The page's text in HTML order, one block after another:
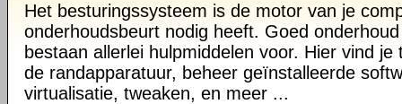
Het besturingssysteem is de motor van je
onderhoudsbeurt nodig heeft. Goed
bestaan allerlei hulpmiddelen voor. Hier vind
de randapparatuur, beheer geïnstalleerde
virtualisatie, tweaken, en meer ...